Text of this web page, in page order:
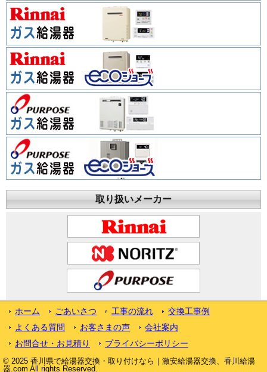
取り扱いメーカー
ホーム ごあいさつ 工事の流れ
交換工事例
よくある質問
お客さまの声
会社案内
お問合せ・お見積り
プライバシーポリシー
© 2025 香川県で給湯器交換・取り付けなら｜激安給湯器交換、香川給湯
器.com All rights Reserved.